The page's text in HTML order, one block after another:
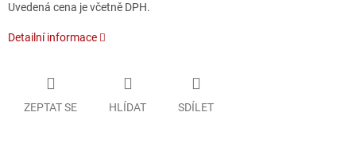
Uvedená cena je včetně DPH.
Detailní informace
ZEPTAT SE HLÍDAT SDÍLET